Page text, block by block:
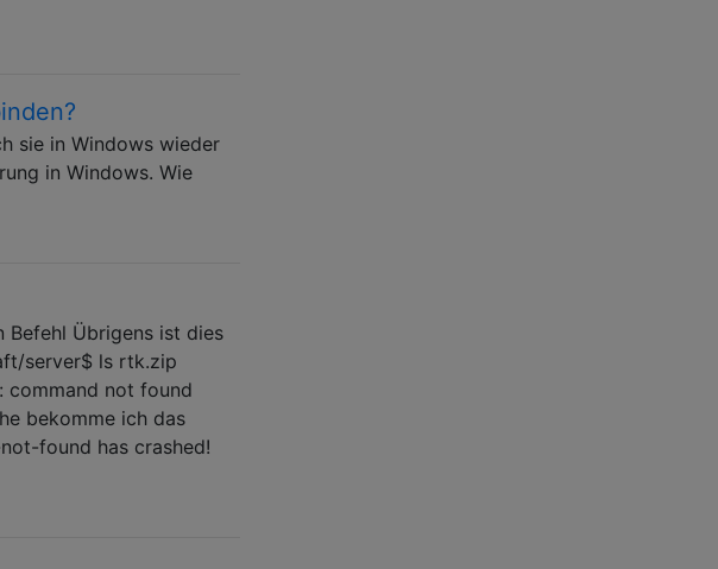
sie in Windows wieder
in Windows. Wie
Befehl Übrigens ist dies
server$ ls rtk.zip
command not found
bekomme ich das
found has crashed!